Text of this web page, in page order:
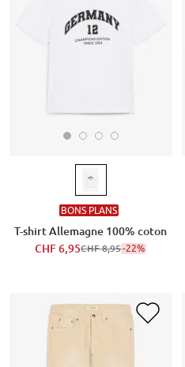
BONS PLANS
T-shirt Allemagne 100% coton
CHF 6,95CHF 8,95-22%